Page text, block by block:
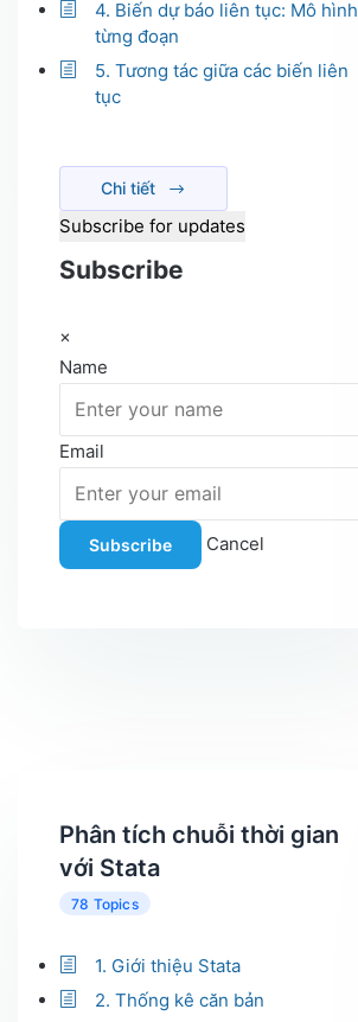
4. Biến dự báo liên tục: Mô hình
từng đoạn
5. Tương tác giữa các biến liên
tục
Chi tiết
Subscribe for updates
Subscribe
×
Name
Email
Subscribe Cancel
Phân tích chuỗi thời gian
với Stata
78 Topics
1. Giới thiệu Stata
2. Thống kê căn bản